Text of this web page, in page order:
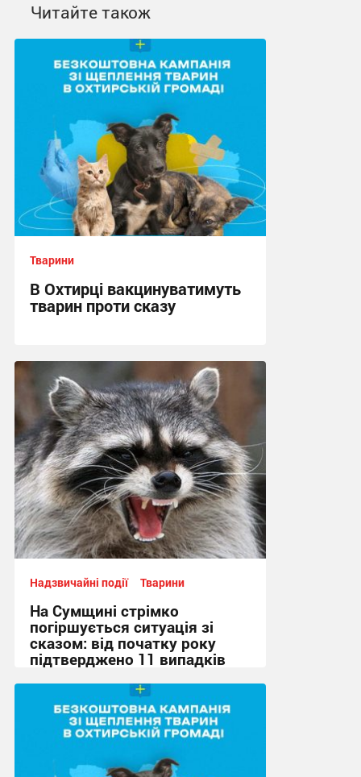
Читайте також
Тварини
В Охтирці вакцинуватимуть
тварин проти сказу
08:30, 30.06.2026
Надзвичайні події Тварини
На Сумщині стрімко
погіршується ситуація зі
сказом: від початку року
підтверджено 11 випадків
20:06, 24.06.2026